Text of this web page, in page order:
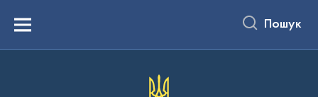
вмістуMenu Пошук